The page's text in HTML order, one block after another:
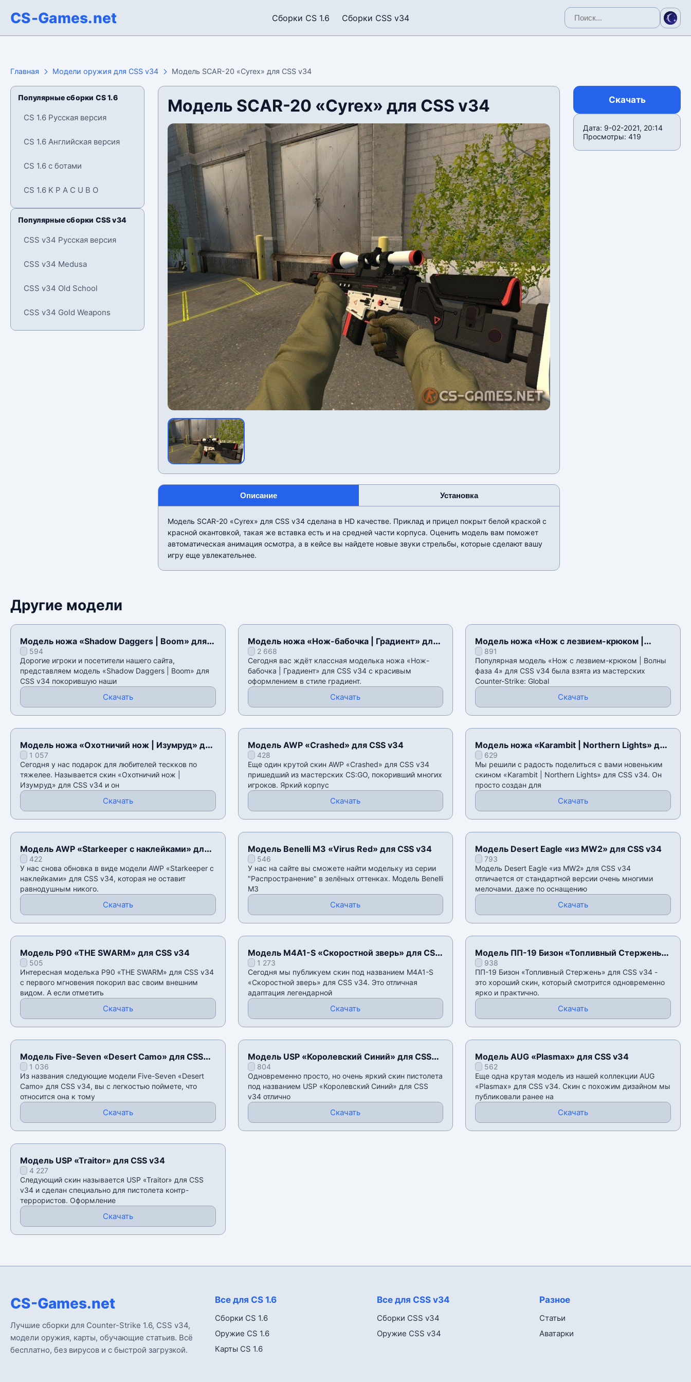
CS-Games.net Сборки CS 1.6 Сборки CSS v34
Главная Модели оружия для CSS v34 Модель SCAR-20 «Сyrex» для CSS v34
Популярные сборки CS 1.6
CS 1.6 Русская версия
CS 1.6 Английская версия
CS 1.6 с ботами
CS 1.6 K P A C U B O
Популярные сборки CSS v34
CSS v34 Русская версия
CSS v34 Medusa
CSS v34 Old School
CSS v34 Gold Weapons
Модель SCAR-20 «Сyrex» для CSS v34
Описание Установка
Модель SCAR-20 «Сyrex» для CSS v34 сделана в HD качестве. Приклад и прицел покрыт белой краской с
красной окантовкой, такая же вставка есть и на средней части корпуса. Оценить модель вам поможет
автоматическая анимация осмотра, а в кейсе вы найдете новые звуки стрельбы, которые сделают вашу
игру еще увлекательнее.
Скачать
Дата: 9-02-2021, 20:14
Просмотры: 419
Другие модели
Модель ножа «Shadow Daggers | Boom» для
CSS v34
594
Дорогие игроки и посетители нашего сайта,
представляем модель «Shadow Daggers | Boom» для
CSS v34 покорившую наши
Скачать
Модель ножа «Нож-бабочка | Градиент» для
CSS v34
2 668
Сегодня вас ждёт классная моделька ножа «Нож-
бабочка | Градиент» для CSS v34 с красивым
оформлением в стиле градиент.
Скачать
Модель ножа «Нож с лезвием-крюком |
Волны фаза 4» для CSS v34
891
Популярная модель «Нож с лезвием-крюком | Волны
фаза 4» для CSS v34 была взята из мастерских
Counter-Strike: Global
Скачать
Модель ножа «Охотничий нож | Изумруд» для
CSS v34
1 057
Сегодня у нас подарок для любителей тескков по
тяжелее. Называется скин «Охотничий нож |
Изумруд» для CSS v34 и он
Скачать
Модель AWP «Crashed» для CSS v34
428
Еще один крутой скин AWP «Crashed» для CSS v34
пришедший из мастерских CS:GO, покоривший многих
игроков. Яркий корпус
Скачать
Модель ножа «Karambit | Northern Lights» для
CSS v34
629
Мы решили с радость поделиться с вами новеньким
скином «Karambit | Northern Lights» для CSS v34. Он
просто создан для
Скачать
Модель AWP «Starkeeper с наклейками» для
CSS v34
422
У нас снова обновка в виде модели AWP «Starkeeper с
наклейками» для CSS v34, которая не оставит
равнодушным никого.
Скачать
Модель Benelli M3 «Virus Red» для CSS v34
546
У нас на сайте вы сможете найти модельку из серии
"Распространение" в зелёных оттенках. Модель Benelli
M3
Скачать
Модель Desert Eagle «из MW2» для CSS v34
793
Модель Desert Eagle «из MW2» для CSS v34
отличается от стандартной версии очень многими
мелочами. даже по оснащению
Скачать
Модель P90 «THE SWARM» для CSS v34
505
Интересная моделька P90 «THE SWARM» для CSS v34
с первого мгновения покорил вас своим внешним
видом. А если отметить
Скачать
Модель M4A1-S «Скоростной зверь» для CSS
v341 273
Сегодня мы публикуем скин под названием M4A1-S
«Скоростной зверь» для CSS v34. Это отличная
адаптация легендарной
Скачать
Модель ПП-19 Бизон «Топливный Стержень»
для CSS v34
938
ПП-19 Бизон «Топливный Стержень» для CSS v34 -
это хороший скин, который смотрится одновременно
ярко и практично.
Скачать
Модель Five-Seven «Desert Camo» для CSS
v341 036
Из названия следующие модели Five-Seven «Desert
Camo» для CSS v34, вы с легкостью поймете, что
относится она к тому
Скачать
Модель USP «Королевский Синий» для CSS
v34804
Одновременно просто, но очень яркий скин пистолета
под названием USP «Королевский Синий» для CSS
v34 отлично
Скачать
Модель AUG «Plasmax» для CSS v34
562
Еще одна крутая модель из нашей коллекции AUG
«Plasmax» для CSS v34. Скин с похожим дизайном мы
публиковали ранее на
Скачать
Модель USP «Traitor» для CSS v34
4 227
Следующий скин называется USP «Traitor» для CSS
v34 и сделан специально для пистолета контр-
террористов. Оформление
Скачать
CS-Games.net
Лучшие сборки для Counter-Strike 1.6, CSS v34,
модели оружия, карты, обучающие статьив. Всё
бесплатно, без вирусов и с быстрой загрузкой.
Все для CS 1.6
Сборки CS 1.6
Оружие CS 1.6
Карты CS 1.6
Все для CSS v34
Сборки CSS v34
Оружие CSS v34
Разное
Статьи
Аватарки